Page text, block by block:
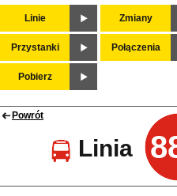
Linie Zmiany
Przystanki Połączenia
Pobierz
Powrót
Linia